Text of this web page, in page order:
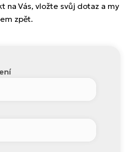
na Vás, vložte svůj dotaz a my
zpět.